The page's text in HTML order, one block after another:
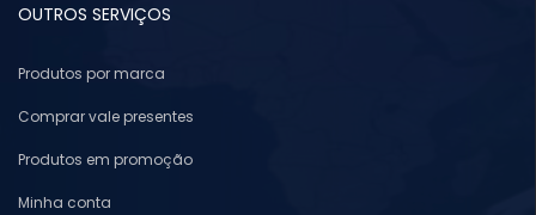
OUTROS SERVIÇOS
Produtos por marca
Comprar vale presentes
Produtos em promoção
Minha conta